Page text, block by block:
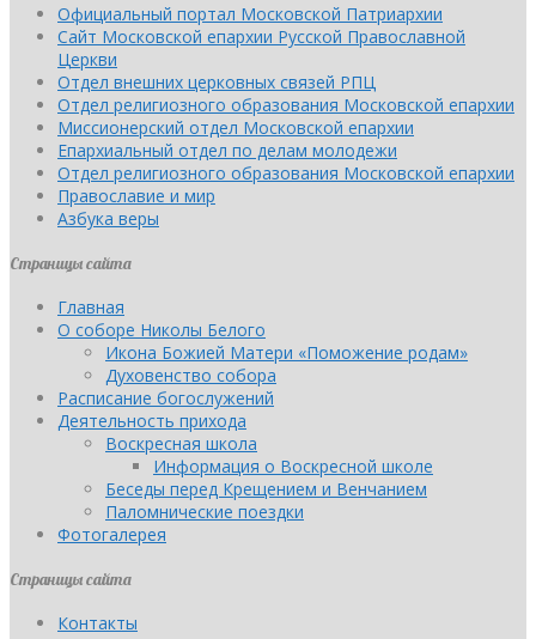
Официальный портал Московской Патриархии
Сайт Московской епархии Русской Православной
Церкви
Отдел внешних церковных связей РПЦ
Отдел религиозного образования Московской епархии
Миссионерский отдел Московской епархии
Епархиальный отдел по делам молодежи
Отдел религиозного образования Московской епархии
Православие и мир
Азбука веры
Страницы сайта
Главная
О соборе Николы Белого
Икона Божией Матери «Поможение родам»
Духовенство собора
Расписание богослужений
Деятельность прихода
Воскресная школа
Информация о Воскресной школе
Беседы перед Крещением и Венчанием
Паломнические поездки
Фотогалерея
Страницы сайта
Контакты